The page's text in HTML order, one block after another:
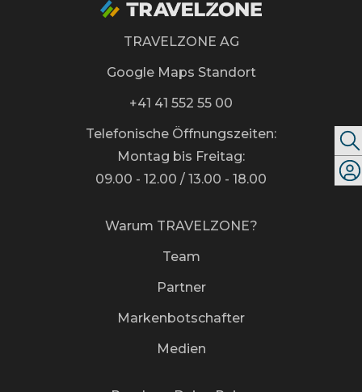
TRAVELZONE AG
Google Maps Standort
+41 41 552 55 00
Telefonische Öffnungszeiten:
Montag bis Freitag:
09.00 - 12.00 / 13.00 - 18.00
Warum TRAVELZONE?
Team
Partner
Markenbotschafter
Medien